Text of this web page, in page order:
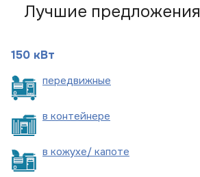
Лучшие предложения
150 кВт
передвижные
в контейнере
в кожухе/ капоте